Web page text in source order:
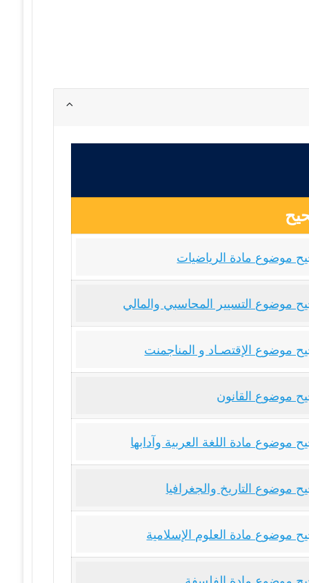
موضوع مادة الرياضيات
موضوع التسيير المحاسبي والمالي
موضوع الإقتصـاد و المناجمنت
موضوع القانون
موضوع مادة اللغة العربية وآدابها
موضوع التاريخ والجغرافيا
موضوع مادة العلوم الإسلامية